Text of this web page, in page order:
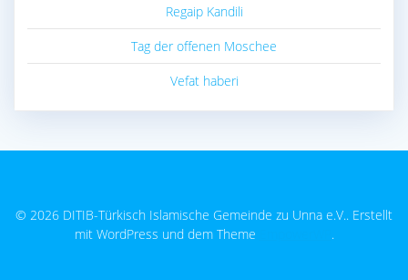
Regaip Kandili
Tag der offenen Moschee
Vefat haberi
© 2026 DITIB-Türkisch Islamische Gemeinde zu Unna e.V.. Erstellt
mit WordPress und dem Theme
.